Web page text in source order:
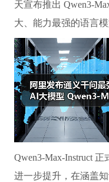
天宣布推出 Qwen3-
大、能力最强的语言模
Qwen3-Max-Instruct
进一步提升，在涵盖